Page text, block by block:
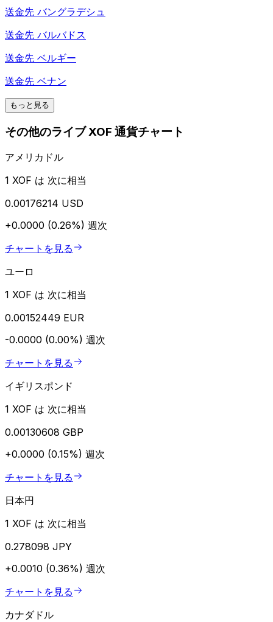
送金先 バングラデシュ
送金先 バルバドス
送金先 ベルギー
送金先 ベナン
もっと見る
その他のライブ XOF 通貨チャート
アメリカドル
1 XOF は 次に相当
0.00176214 USD
+0.0000 (0.26%) 週次
チャートを見る
ユーロ
1 XOF は 次に相当
0.00152449 EUR
-0.0000 (0.00%) 週次
チャートを見る
イギリスポンド
1 XOF は 次に相当
0.00130608 GBP
+0.0000 (0.15%) 週次
チャートを見る
日本円
1 XOF は 次に相当
0.278098 JPY
+0.0010 (0.36%) 週次
チャートを見る
カナダドル